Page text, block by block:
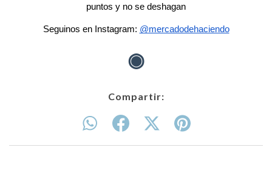
puntos y no se deshagan
Seguinos en Instagram: @mercadodehaciendo
◉
Compartir: